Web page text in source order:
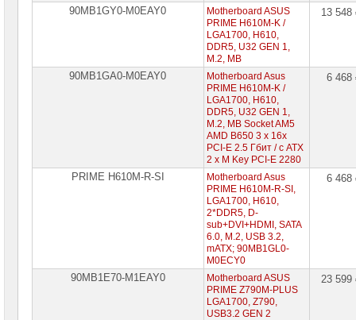
90MB1GY0-M0EAY0
Motherboard ASUS
PRIME H610M-K /
LGA1700, H610,
DDR5, U32 GEN 1,
M.2, MB
13
90MB1GA0-M0EAY0
Motherboard Asus
PRIME H610M-K /
LGA1700, H610,
DDR5, U32 GEN 1,
M.2, MB Socket AM5
AMD B650 3 x 16x
PCI-E 2.5 Гбит / с ATX
2 x M Key PCI-E 2280
6
PRIME H610M-R-SI
Motherboard Asus
PRIME H610M-R-SI,
LGA1700, H610,
2*DDR5, D-
sub+DVI+HDMI, SATA
6.0, M.2, USB 3.2,
mATX; 90MB1GL0-
M0ECY0
6
90MB1E70-M1EAY0
Motherboard ASUS
PRIME Z790M-PLUS
LGA1700, Z790,
USB3.2 GEN 2
23